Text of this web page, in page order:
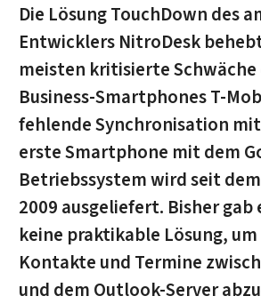
Die Lösung TouchDown des
Entwicklers NitroDesk
meisten kritisierte Schwäche
Business-Smartphones T-
fehlende Synchronisation
erste Smartphone mit dem
Betriebssystem wird seit
2009 ausgeliefert. Bisher gab
keine praktikable Lösung, um
Kontakte und Termine
und dem Outlook-Server